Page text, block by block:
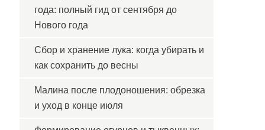
года: полный гид от сентября до
Нового года
Сбор и хранение лука: когда убирать и
как сохранить до весны
Малина после плодоношения: обрезка
и уход в конце июля